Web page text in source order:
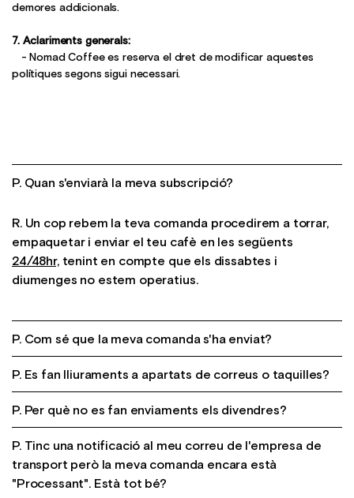
demores addicionals.
7. Aclariments generals:
- Nomad Coffee es reserva el dret de modificar aquestes
polítiques segons sigui necessari.
P. Quan s'enviarà la meva subscripció?
R. Un cop rebem la teva comanda procedirem a torrar,
empaquetar i enviar el teu cafè en les següents
24/48hr,tenint en compte que els dissabtes i
diumenges no estem operatius.
P. Com sé que la meva comanda s'ha enviat?
R. Un cop realitzem l'enviament t'arribarà un correu amb
per saber en tot moment l'estat de la teva comanda.
P. Es fan lliuraments a apartats de correus o taquilles?
R. No, ambdues empreses tenen excloses els
que es fan entregues en punts de recollida físics. Pots
veure els punts més propers al teu domicili en els
següents enllaços:
P. Per què no es fan enviaments els divendres?
R. Perquè si realitzem l'enviament divendres estarà
durant 3 dies en circulació i preferim tenir-lo a casa, on
sabem com cuidar-lo perquè arribi en el millor estat
P. Tinc una notificació al meu correu de l'empresa de
transport però la meva comanda encara està
"Processant". Està tot bé?